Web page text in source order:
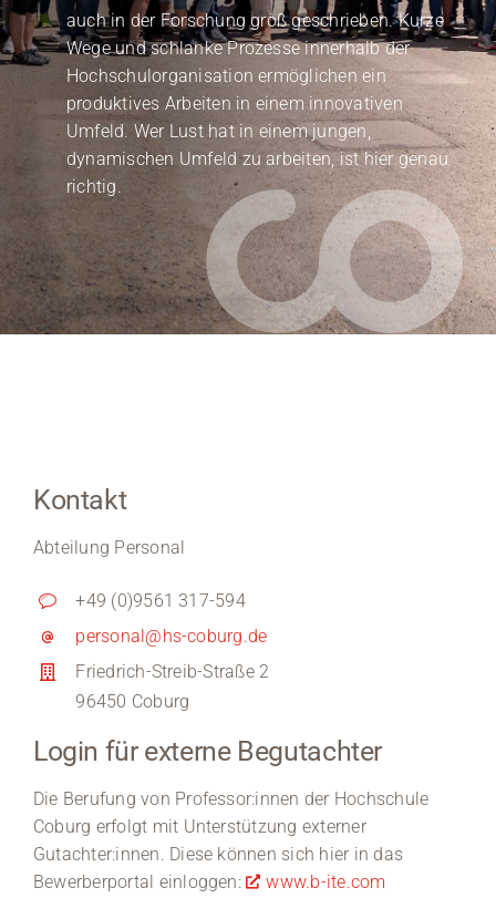
auch in der Forschung groß geschrieben. Kurze
Wege und schlanke Prozesse innerhalb der
Hochschulorganisation ermöglichen ein
produktives Arbeiten in einem innovativen
Umfeld. Wer Lust hat in einem jungen,
dynamischen Umfeld zu arbeiten, ist hier genau
richtig.
Kontakt
Abteilung Personal
+49 (0)9561 317-594
personal@hs-coburg.de
Friedrich-Streib-Straße 2
96450 Coburg
Login für externe Begutachter
Die Berufung von Professor:innen der Hochschule
Coburg erfolgt mit Unterstützung externer
Gutachter:innen. Diese können sich hier in das
Bewerberportal einloggen:
www.b-ite.com